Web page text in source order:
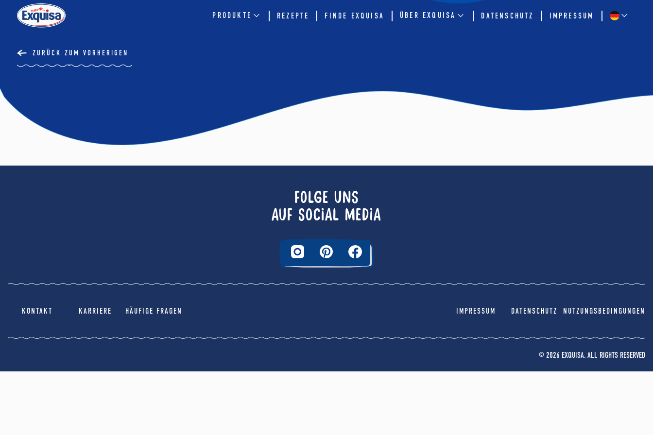
PRODUKTE REZEPTE FINDE EXQUISA ÜBER EXQUISA DATENSCHUTZ IMPRESSUM
ZURÜCK ZUM VORHERIGEN
FOLGE UNS
AUF SOCIAL MEDIA
KONTAKT KARRIERE HÄUFIGE FRAGEN IMPRESSUM DATENSCHUTZ NUTZUNGSBEDINGUNGEN
© 2026 EXQUISA. ALL RIGHTS RESERVED